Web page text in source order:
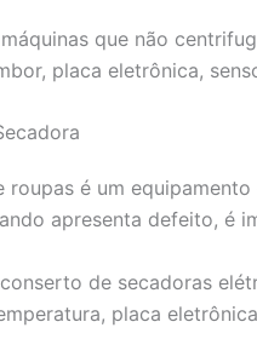
que não
placa eletrônica,
roupas é um
apresenta defeito, é
de secadoras
placa